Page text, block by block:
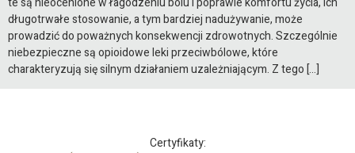
długotrwałe stosowanie, a tym bardziej nadużywanie, może
prowadzić do poważnych konsekwencji zdrowotnych. Szczególnie
niebezpieczne są opioidowe leki przeciwbólowe, które
charakteryzują się silnym działaniem uzależniającym. Z tego […]
Certyfikaty: